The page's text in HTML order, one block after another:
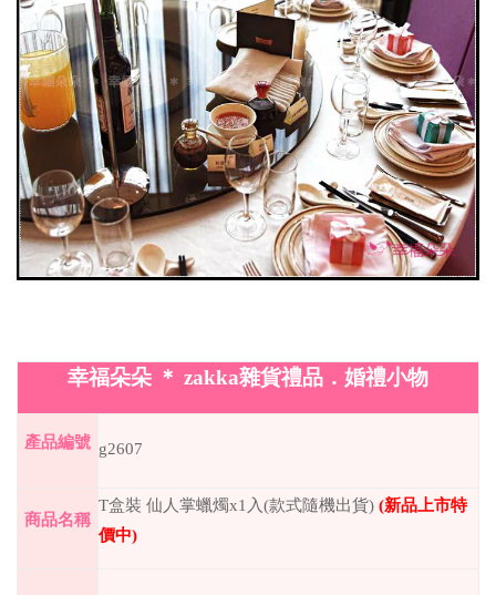
幸福朵朵 ＊ zakka雜貨禮品．婚禮小物
產品編號 g2607
商品名稱
T盒裝 仙人掌蠟燭x1入(款式隨機出貨) (新品上市特
價中)